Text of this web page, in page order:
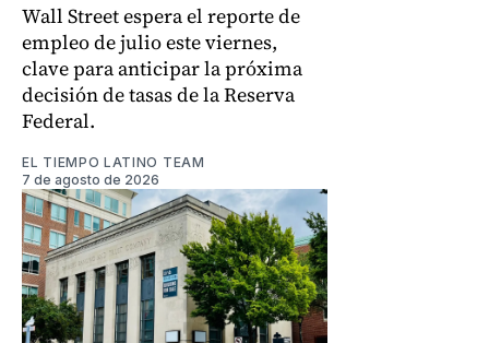
Wall Street espera el reporte de
empleo de julio este viernes,
clave para anticipar la próxima
decisión de tasas de la Reserva
Federal.
EL TIEMPO LATINO TEAM
7 de agosto de 2026